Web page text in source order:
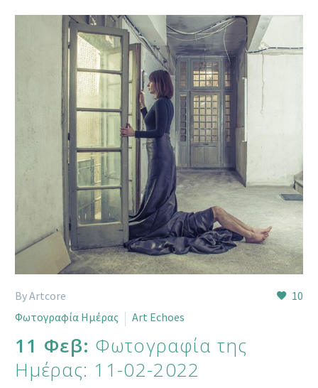
10
By Artcore
Φωτογραφία Ημέρας
Art Echoes
11 Φεβ: Φωτογραφία της
Ημέρας: 11-02-2022